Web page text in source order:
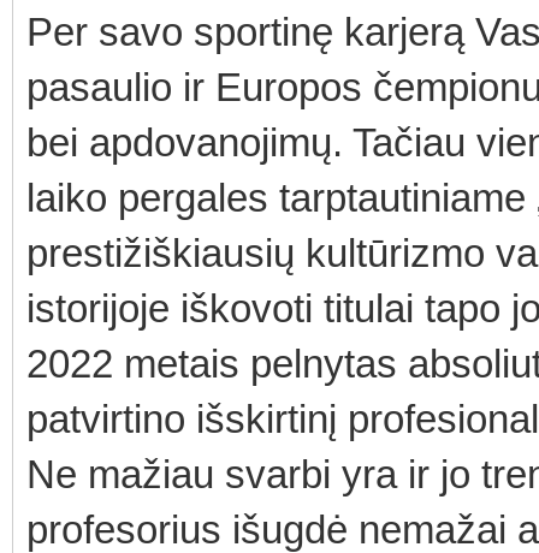
Per savo sportinę karjerą
pasaulio ir Europos
bei apdovanojimų. Tačiau
laiko pergales
prestižiškiausių kultūrizmo
istorijoje iškovoti titulai tapo
2022 metais pelnytas
patvirtino išskirtinį
Ne mažiau svarbi yra ir jo
profesorius išugdė nemažai